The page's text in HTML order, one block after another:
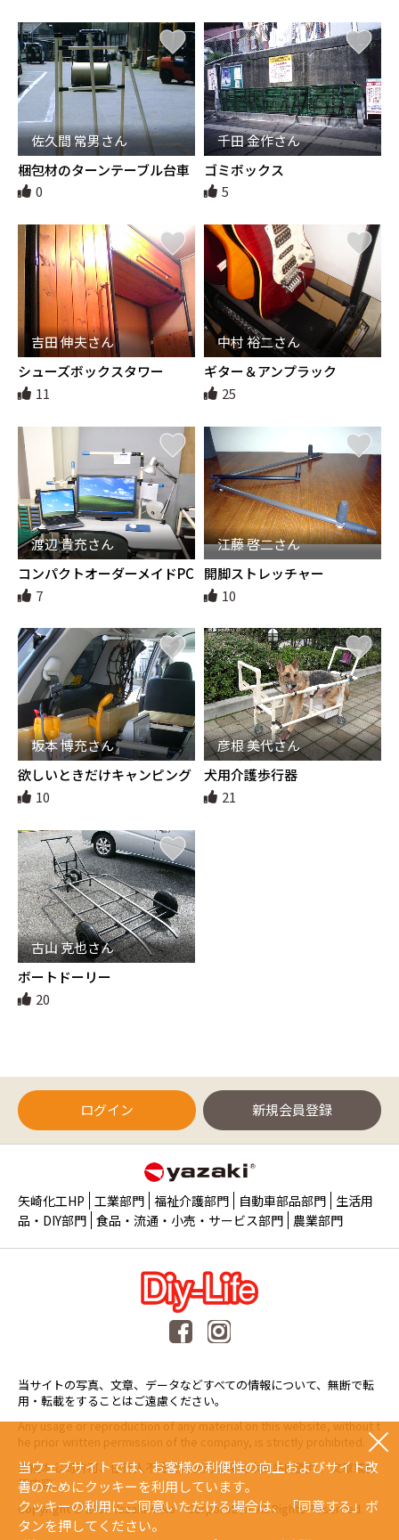
佐久間 常男さん
梱包材のターンテーブル台車
0
千田 金作さん
ゴミボックス
5
吉田 伸夫さん
シューズボックスタワー
11
中村 裕二さん
ギター＆アンプラック
25
渡辺 貴充さん
コンパクトオーダーメイドPC
デスク
7
江藤 啓二さん
開脚ストレッチャー
10
坂本 博充さん
欲しいときだけキャンピング
カー変身セット
10
彦根 美代さん
犬用介護歩行器
21
古山 克也さん
ボートドーリー
20
ログイン 新規会員登録
矢崎化工HP 工業部門 福祉介護部門 自動車部品部門 生活用
品・DIY部門 食品・流通・小売・サービス部門 農業部門
当サイトの写真、文章、データなどすべての情報について、無断で転
用・転載をすることはご遠慮ください。
Any usage or reproduction of any material on this website, without t
he prior written permission of the company, is strictly prohibited.
未經本公司許可、任何人不得擅自使用或複製本網站的圖片、文章或任
何内容。
Copyright © 2015 Yazaki Kako Corporation. All Rights Reserved.
当ウェブサイトでは、お客様の利便性の向上およびサイト改
善のためにクッキーを利用しています。
クッキーの利用にご同意いただける場合は、「同意する」ボ
タンを押してください。